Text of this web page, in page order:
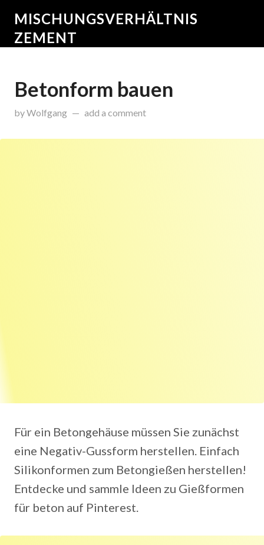
MISCHUNGSVERHÄLTNIS
ZEMENT
Betonform bauen
byWolfgang onDezember 23, 2016
add a comment
Für ein Betongehäuse müssen Sie zunächst
eine Negativ-Gussform herstellen. Einfach
Silikonformen zum Betongießen herstellen!
Entdecke und sammle Ideen zu Gießformen
für beton auf Pinterest.